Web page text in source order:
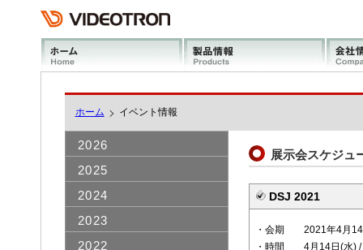
ホーム イベント情報
2026
2025
2024
2023
2022
展示会スケジ
DSJ 2021
・会期 2021年4月14
・時間 4月14日(水) /